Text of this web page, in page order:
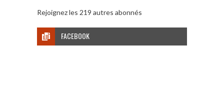
Rejoignez les 219 autres abonnés
FACEBOOK